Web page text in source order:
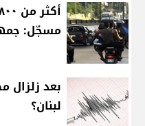
مسجّل:
بعد
لبنان؟